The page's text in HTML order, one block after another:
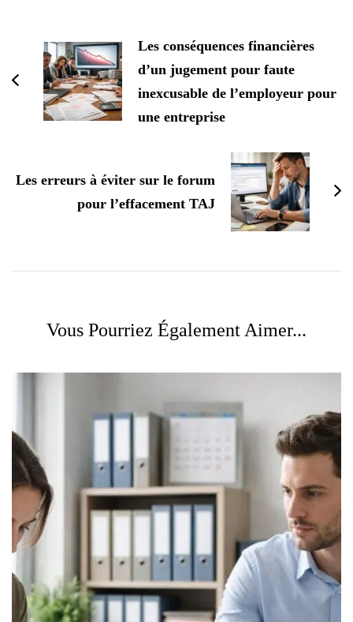
Les conséquences financières
d’un jugement pour faute
inexcusable de l’employeur pour
une entreprise
Les erreurs à éviter sur le forum
pour l’effacement TAJ
Vous Pourriez Également Aimer...